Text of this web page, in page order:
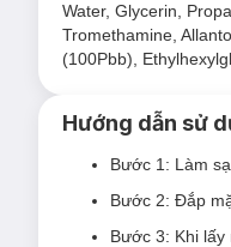
Water, Glycerin,
Tromethamine,
(100Pbb),
Hướng dẫn sử
Bước 1: Làm
Bước 2: Đắp
Bước 3: Khi lấy